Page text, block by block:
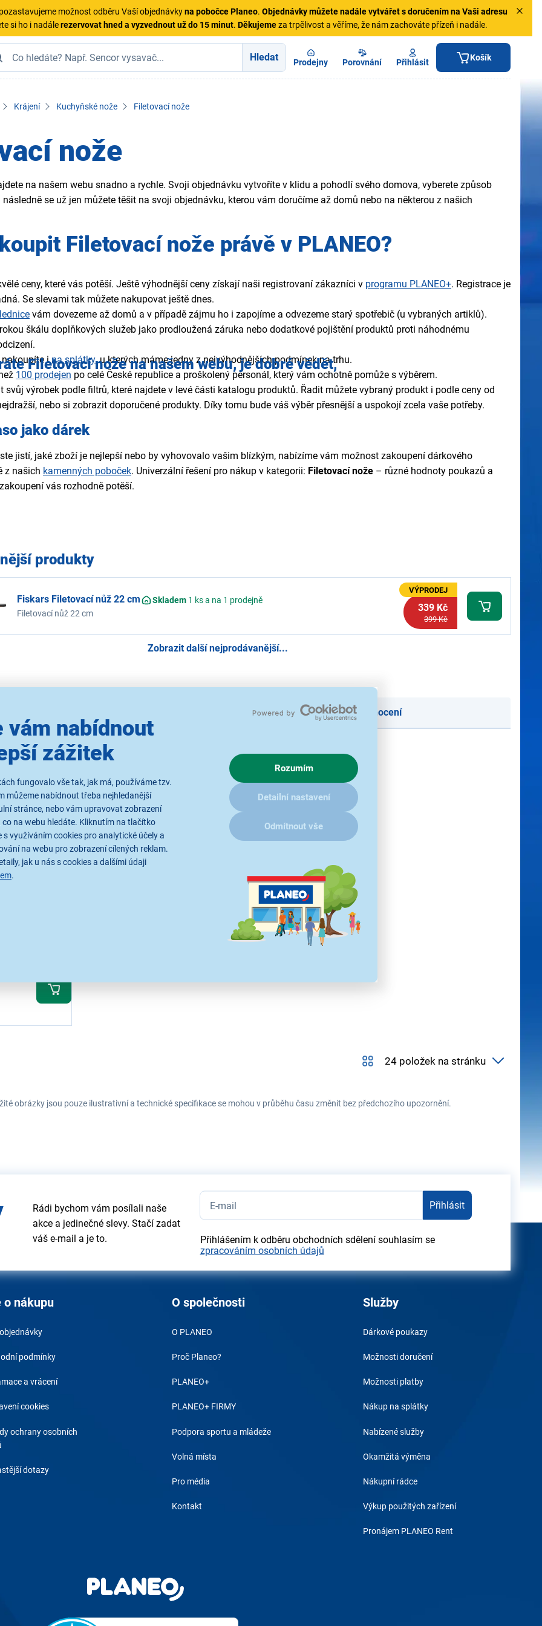
vám nabídnout
zážitek
fungovalo vše tak, jak má, používáme tzv.
můžeme nabídnout třeba nejhledanější
stránce, nebo vám upravovat zobrazení
na webu hledáte. Kliknutím na tlačítko
s využíváním cookies pro analytické účely a
na webu pro zobrazení cílených reklam.
jak u nás s cookies a dalšími údaji
.
Rozumím
Detailní nastavení
Odmítnout vše
možnost odběru Vaší objednávkyna pobočce Planeo. Objednávkymůžete nadále vytvářet s doručením na Vaši adresu
si ho i nadálerezervovat hned a vyzvednout už do 15 minut. Děkujemeza trpělivost a věříme, že nám zachováte přízeň i nadále.
Hledat Prodejny Porovnání Přihlásit Košík
Krájení Kuchyňské nože Filetovací nože
nože
na našem webu snadno a rychle. Svoji objednávku vytvoříte v klidu a pohodlí svého domova, vyberete způsob
se už jen můžete těšit na svoji objednávku, kterou vám doručíme až domů nebo na některou z našich
Filetovací nože právě v PLANEO?
ceny, které vás potěší. Ještě výhodnější ceny získají naši registrovaní zákazníci v programu PLANEO+. Registrace je
Se slevami tak můžete nakupovat ještě dnes.
lednice vám dovezeme až domů a v případě zájmu ho i zapojíme a odvezeme starý spotřebič (u vybraných artiklů).
škálu doplňkových služeb jako prodloužená záruka nebo dodatkové pojištění produktů proti náhodnému
nakoupíte ina splátky, u kterých máme jedny z nejvýhodnějších podmínek na trhu.
100 prodejen po celé České republice a proškolený personál, který vám ochotně pomůže s výběrem.
Filetovací nože na našem webu, je dobré vědět,
svůj výrobek podle filtrů, které najdete v levé části katalogu produktů. Řadit můžete vybraný produkt i podle ceny od
nebo si zobrazit doporučené produkty. Díky tomu bude váš výběr přesnější a uspokojí zcela vaše potřeby.
jako dárek
jistí, jaké zboží je nejlepší nebo by vyhovovalo vašim blízkým, nabízíme vám možnost zakoupení dárkového
z našich kamenných poboček. Univerzální řešení pro nákup v kategorii: Filetovací nože – různé hodnoty poukazů a
vás rozhodně potěší.
produkty
Fiskars Filetovací nůž 22 cm Skladem 1 ks a na 1 prodejně
Filetovací nůž 22 cm
VÝPRODEJ
339 Kč
399 Kč
Zobrazit další nejprodávanější...
Dle doporučení Podle hodnocení
nůž 22
obrázky jsou pouze ilustrativní a technické specifikace se mohou v průběhu času změnit bez předchozího upozornění.
Rádi bychom vám posílali naše
akce a jedinečné slevy. Stačí zadat
váš e-mail a je to.
Přihlásit
Přihlášením k odběru obchodních sdělení souhlasím se
zpracováním osobních údajů
o nákupu
podmínky
a vrácení
cookies
ochrany osobních
dotazy
O společnosti
O PLANEO
Proč Planeo?
PLANEO+
PLANEO+ FIRMY
Podpora sportu a mládeže
Volná místa
Pro média
Kontakt
Služby
Dárkové poukazy
Možnosti doručení
Možnosti platby
Nákup na splátky
Nabízené služby
Okamžitá výměna
Nákupní rádce
Výkup použitých zařízení
Pronájem PLANEO Rent